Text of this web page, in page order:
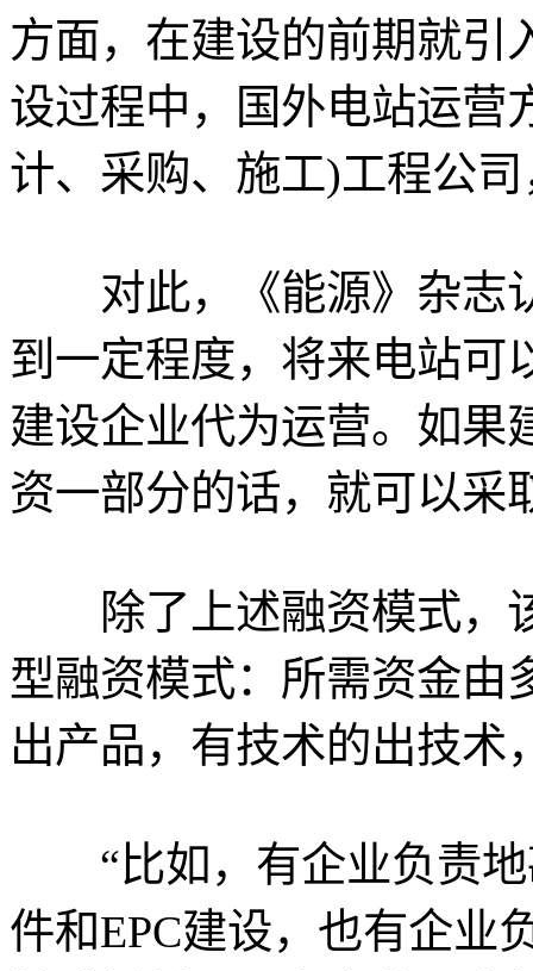
方面，在建设的前期就引
设过程中，国外电站运营
计、采购、施工)工程公
对此，《能源》杂志
到一定程度，将来电站可
建设企业代为运营。如果
资一部分的话，就可以采
除了上述融资模式，
型融资模式：所需资金由
出产品，有技术的出技术
“比如，有企业负责地
件和EPC建设，也有企业